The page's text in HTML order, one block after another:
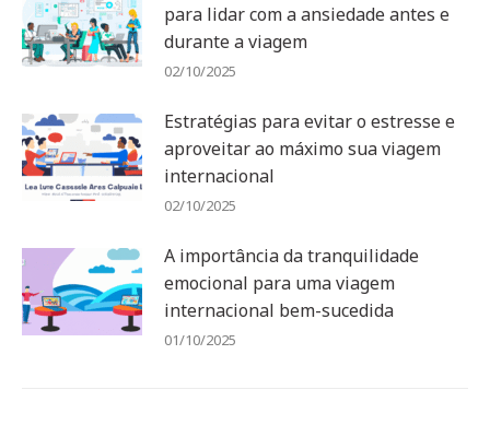
para lidar com a ansiedade antes e
durante a viagem
02/10/2025
Estratégias para evitar o estresse e
aproveitar ao máximo sua viagem
internacional
02/10/2025
A importância da tranquilidade
emocional para uma viagem
internacional bem-sucedida
01/10/2025